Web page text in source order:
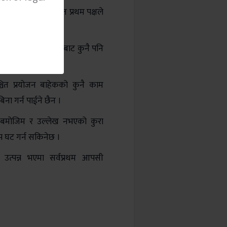
जग्गा भाडा कर समेत प्रथम पक्षले
तथा दैवि प्रकोपबाट कुनै पनि
प्रयोजन बाहेकको कुनै काम
गर्न पाईने छैन ।
र उल्लेख नभएको कुरा
घट गर्न सकिनेछ ।
भएमा सर्वप्रथम आपसी